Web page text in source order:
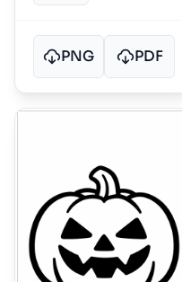
PNG PDF